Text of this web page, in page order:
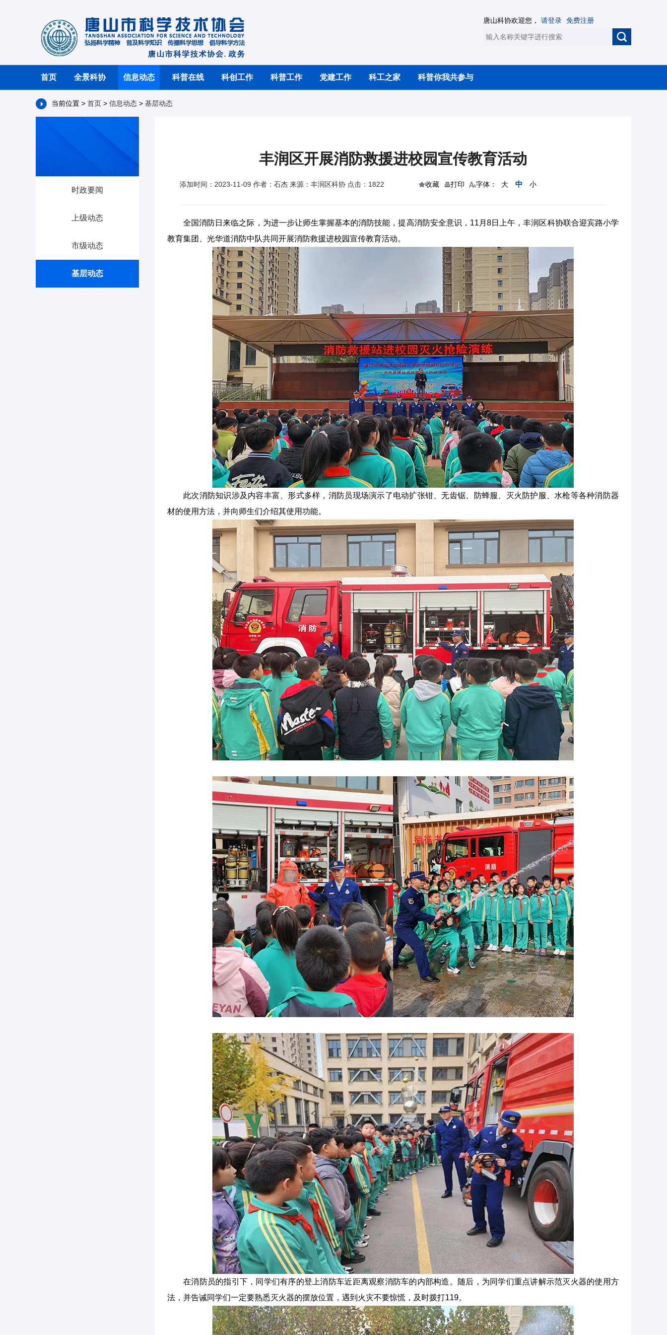
唐山科协欢迎您， 请登录 免费注册
首页 全景科协 信息动态 科普在线 科创工作 科普工作 党建工作 科工之家 科普你我共参与
当前位置 > 首页 > 信息动态 > 基层动态
时政要闻
上级动态
市级动态
基层动态
丰润区开展消防救援进校园宣传教育活动
添加时间：2023-11-09 作者：石杰 来源：丰润区科协 点击：1822 收藏 打印 字体： 大 中 小
全国消防日来临之际，为进一步让师生掌握基本的消防技能，提高消防安全意识，11月8日上午，丰润区科协联合迎宾路小学
教育集团、光华道消防中队共同开展消防救援进校园宣传教育活动。
此次消防知识涉及内容丰富、形式多样，消防员现场演示了电动扩张钳、无齿锯、防蜂服、灭火防护服、水枪等各种消防器
材的使用方法，并向师生们介绍其使用功能。
在消防员的指引下，同学们有序的登上消防车近距离观察消防车的内部构造。随后，为同学们重点讲解示范灭火器的使用方
法，并告诫同学们一定要熟悉灭火器的摆放位置，遇到火灾不要惊慌，及时拨打119。